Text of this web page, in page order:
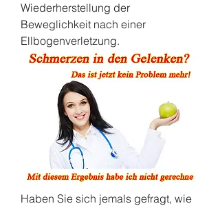
Wiederherstellung der
Beweglichkeit nach einer
Ellbogenverletzung.
Haben Sie sich jemals gefragt, wie